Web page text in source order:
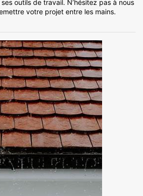
outils de travail. N’hésitez pas à nous
votre projet entre les mains.